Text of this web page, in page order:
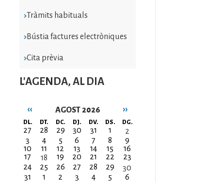
Tràmits habituals
Bústia factures electròniques
Cita prèvia
L'AGENDA, AL DIA
AGOST 2026
Paginació
‹‹ ››
DL. DT. DC. DJ. DV. DS. DG.
27 28 29 30 31 1
2
3
4 5 6 7 8
9
10
11 12 13 14 15
16
17
18 19 20 21 22
23
24
25 26 27 28 29
30
31
1 2 3 4 5 6